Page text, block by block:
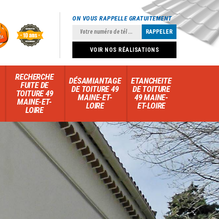
ON VOUS RAPPELLE GRATUITEMENT
VOIR NOS RÉALISATIONS
RECHERCHE
FUITE DE
TOITURE 49
MAINE-ET-
LOIRE
DÉSAMIANTAGE
DE TOITURE 49
MAINE-ET-
LOIRE
ETANCHEITE
DE TOITURE
49 MAINE-
ET-LOIRE